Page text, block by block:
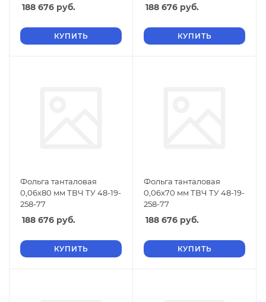
188 676 руб.
КУПИТЬ
188 676 руб.
КУПИТЬ
Фольга танталовая
0,06х80 мм ТВЧ ТУ 48-19-
258-77
188 676 руб.
КУПИТЬ
Фольга танталовая
0,06х70 мм ТВЧ ТУ 48-19-
258-77
188 676 руб.
КУПИТЬ